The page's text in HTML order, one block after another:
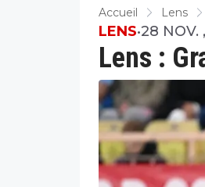
Accueil Lens
Lens :
LENS•28 NOV.